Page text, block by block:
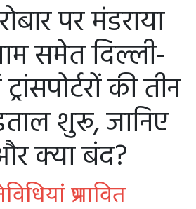
पर मंडराया
समेत दिल्ली-
की तीन
शुरू, जानिए
क्या बंद?
प्रभावित